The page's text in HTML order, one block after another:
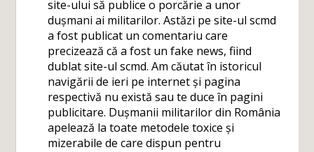
site-ului să publice o porcărie a unor
dușmani ai militarilor. Astăzi pe site-ul scmd
a fost publicat un comentariu care
precizează că a fost un fake news, fiind
dublat site-ul scmd. Am căutat în istoricul
navigării de ieri pe internet și pagina
respectivă nu există sau te duce în pagini
publicitare. Dușmanii militarilor din România
apelează la toate metodele toxice și
mizerabile de care dispun pentru